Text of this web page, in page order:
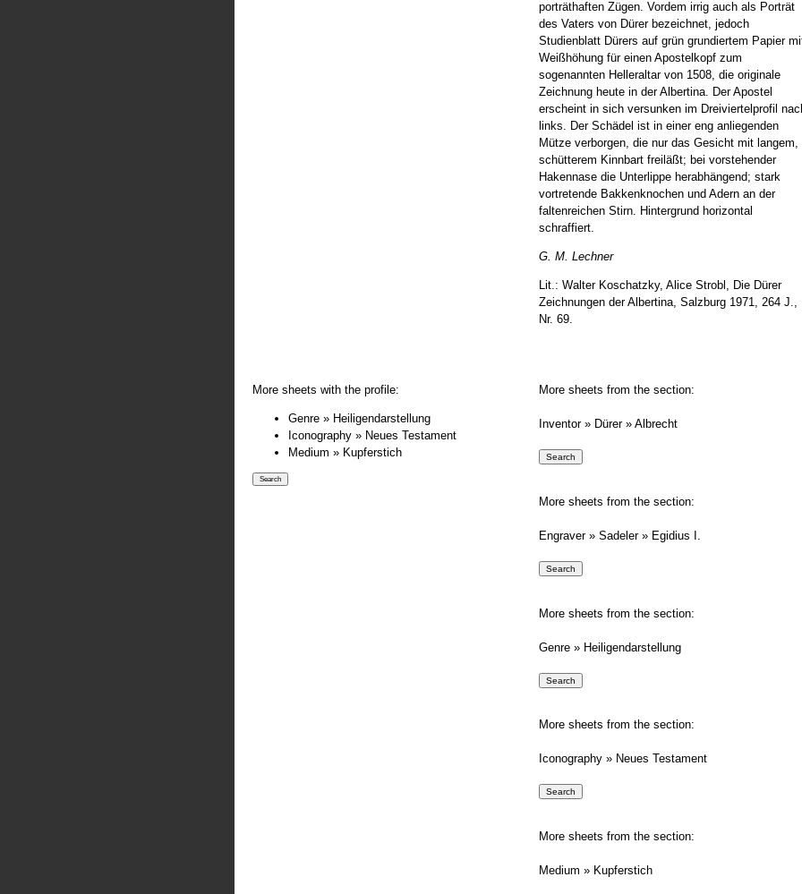
porträthaften Zügen. Vordem irrig auch als Porträt
des Vaters von Dürer bezeichnet, jedoch
Studienblatt Dürers auf grün grundiertem Papier
Weißhöhung für einen Apostelkopf zum
sogenannten Helleraltar von 1508, die originale
Zeichnung heute in der Albertina. Der Apostel
erscheint in sich versunken im Dreiviertelprofil
links. Der Schädel ist in einer eng anliegenden
Mütze verborgen, die nur das Gesicht mit langem,
schütterem Kinnbart freiläßt; bei vorstehender
Hakennase die Unterlippe herabhängend; stark
vortretende Bakkenknochen und Adern an der
faltenreichen Stirn. Hintergrund horizontal
schraffiert.
G. M. Lechner
Lit.: Walter Koschatzky, Alice Strobl, Die Dürer
Zeichnungen der Albertina, Salzburg 1971, 264 J.,
Nr. 69.
More sheets with the profile:
Genre » Heiligendarstellung
Iconography » Neues Testament
Medium » Kupferstich
More sheets from the section:
Inventor » Dürer » Albrecht
More sheets from the section:
Engraver » Sadeler » Egidius I.
More sheets from the section:
Genre » Heiligendarstellung
More sheets from the section:
Iconography » Neues Testament
More sheets from the section:
Medium » Kupferstich